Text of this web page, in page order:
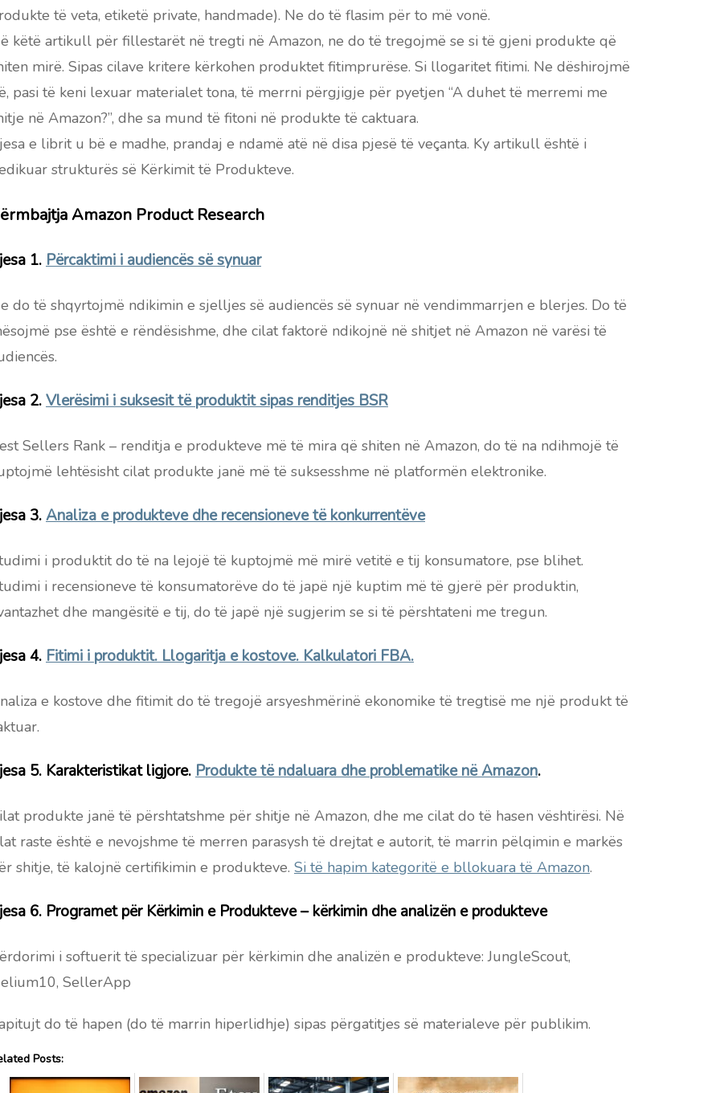
të veta, etiketë private, handmade). Ne do të flasim për to më vonë.
këtë artikull për fillestarët në tregti në Amazon, ne do të tregojmë se si të gjeni produkte që
mirë. Sipas cilave kritere kërkohen produktet fitimprurëse. Si llogaritet fitimi. Ne dëshirojmë
pasi të keni lexuar materialet tona, të merrni përgjigje për pyetjen “A duhet të merremi me
në Amazon?”, dhe sa mund të fitoni në produkte të caktuara.
e librit u bë e madhe, prandaj e ndamë atë në disa pjesë të veçanta. Ky artikull është i
strukturës së Kërkimit të Produkteve.
Amazon Product Research
1. Përcaktimi i audiencës së synuar
do të shqyrtojmë ndikimin e sjelljes së audiencës së synuar në vendimmarrjen e blerjes. Do të
pse është e rëndësishme, dhe cilat faktorë ndikojnë në shitjet në Amazon në varësi të
2.Vlerësimi i suksesit të produktit sipas renditjes BSR
Sellers Rank – renditja e produkteve më të mira që shiten në Amazon, do të na ndihmojë të
lehtësisht cilat produkte janë më të suksesshme në platformën elektronike.
3.Analiza e produkteve dhe recensioneve të konkurrentëve
i produktit do të na lejojë të kuptojmë më mirë vetitë e tij konsumatore, pse blihet.
i recensioneve të konsumatorëve do të japë një kuptim më të gjerë për produktin,
dhe mangësitë e tij, do të japë një sugjerim se si të përshtateni me tregun.
4. Fitimi i produktit. Llogaritja e kostove. Kalkulatori FBA.
e kostove dhe fitimit do të tregojë arsyeshmërinë ekonomike të tregtisë me një produkt të
5. Karakteristikat ligjore. Produkte të ndaluara dhe problematike në Amazon.
produkte janë të përshtatshme për shitje në Amazon, dhe me cilat do të hasen vështirësi. Në
raste është e nevojshme të merren parasysh të drejtat e autorit, të marrin pëlqimin e markës
shitje, të kalojnë certifikimin e produkteve. Si të hapim kategoritë e bllokuara të Amazon.
6. Programet për Kërkimin e Produkteve – kërkimin dhe analizën e produkteve
i softuerit të specializuar për kërkimin dhe analizën e produkteve: JungleScout,
SellerApp
do të hapen (do të marrin hiperlidhje) sipas përgatitjes së materialeve për publikim.
Posts: